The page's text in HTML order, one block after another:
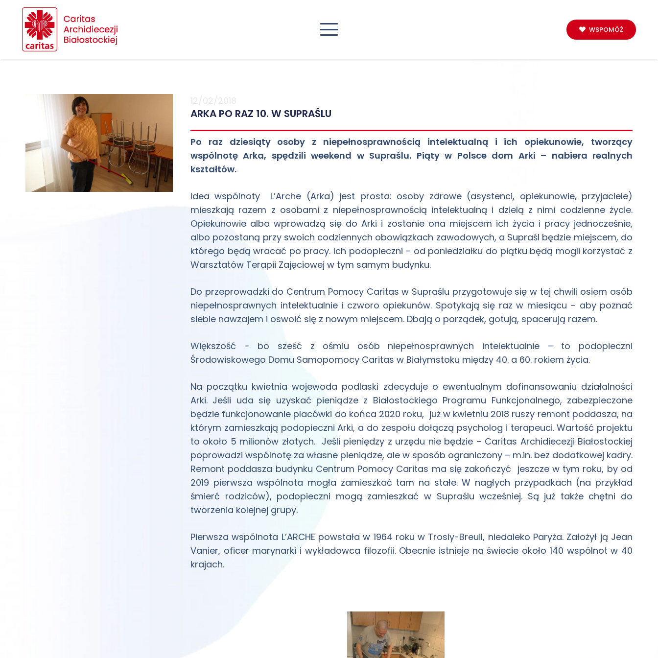
WSPOMÓŻ
ARKA PO RAZ 10. W SUPRAŚLU
Po raz dziesiąty osoby z niepełnosprawnością intelektualną i ich opiekunowie, tworzący
wspólnotę Arka, spędzili weekend w Supraślu. Piąty w Polsce dom Arki – nabiera realnych
kształtów.
Idea wspólnoty L’Arche (Arka) jest prosta: osoby zdrowe (asystenci, opiekunowie, przyjaciele)
mieszkają razem z osobami z niepełnosprawnością intelektualną i dzielą z nimi codzienne życie.
Opiekunowie albo wprowadzą się do Arki i zostanie ona miejscem ich życia i pracy jednocześnie,
albo pozostaną przy swoich codziennych obowiązkach zawodowych, a Supraśl będzie miejscem, do
którego będą wracać po pracy. Ich podopieczni – od poniedziałku do piątku będą mogli korzystać z
Warsztatów Terapii Zajęciowej w tym samym budynku.
Do przeprowadzki do Centrum Pomocy Caritas w Supraślu przygotowuje się w tej chwili osiem osób
niepełnosprawnych intelektualnie i czworo opiekunów. Spotykają się raz w miesiącu – aby poznać
siebie nawzajem i oswoić się z nowym miejscem. Dbają o porządek, gotują, spacerują razem.
Większość – bo sześć z ośmiu osób niepełnosprawnych intelektualnie – to podopieczni
Środowiskowego Domu Samopomocy Caritas w Białymstoku między 40. a 60. rokiem życia.
Na początku kwietnia wojewoda podlaski zdecyduje o ewentualnym dofinansowaniu działalności
Arki. Jeśli uda się uzyskać pieniądze z Białostockiego Programu Funkcjonalnego, zabezpieczone
będzie funkcjonowanie placówki do końca 2020 roku, już w kwietniu 2018 ruszy remont poddasza, na
którym zamieszkają podopieczni Arki, a do zespołu dołączą psycholog i terapeuci. Wartość projektu
to około 5 milionów złotych. Jeśli pieniędzy z urzędu nie będzie – Caritas Archidiecezji Białostockiej
poprowadzi wspólnotę za własne pieniądze, ale w sposób ograniczony – m.in. bez dodatkowej kadry.
Remont poddasza budynku Centrum Pomocy Caritas ma się zakończyć jeszcze w tym roku, by od
2019 pierwsza wspólnota mogła zamieszkać tam na stałe. W nagłych przypadkach (na przykład
śmierć rodziców), podopieczni mogą zamieszkać w Supraślu wcześniej. Są już także chętni do
tworzenia kolejnej grupy.
Pierwsza wspólnota L’ARCHE powstała w 1964 roku w Trosly-Breuil, niedaleko Paryża. Założył ją Jean
Vanier, oficer marynarki i wykładowca filozofii. Obecnie istnieje na świecie około 140 wspólnot w 40
krajach.